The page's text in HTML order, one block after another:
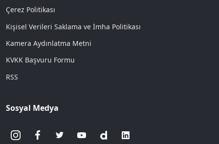
Çerez Politikası
Kişisel Verileri Saklama ve İmha Politikası
Kamera Aydınlatma Metni
KVKK Başvuru Formu
RSS
Sosyal Medya